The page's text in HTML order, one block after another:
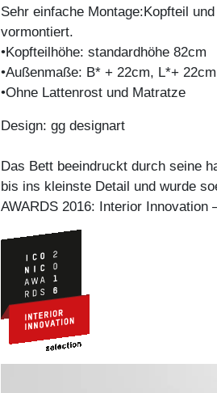
Sehr einfache Montage:Kopfteil
vormontiert.
•Kopfteilhöhe: standardhöhe 82cm
•Außenmaße: B* + 22cm, L*+ 22cm
•Ohne Lattenrost und Matratze
Design: gg designart
Das Bett beeindruckt durch seine
bis ins kleinste Detail und wurde
AWARDS 2016: Interior Innovation